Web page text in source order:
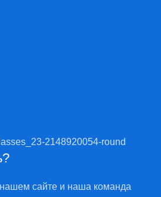
нашем сайте и наша команда